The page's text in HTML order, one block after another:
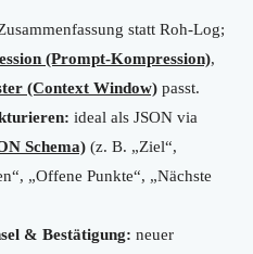
statt Roh-Log;
(Prompt-Kompression),
(Context Window) passt.
ideal als JSON via
Schema) (z. B. „Ziel“,
„Offene Punkte“, „Nächste
& Bestätigung: neuer